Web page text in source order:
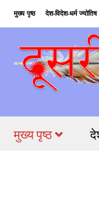
मुख्य पृष्ठ देश-विदेश-धर्म ज्योतिष
मुख्य पृष्ठ